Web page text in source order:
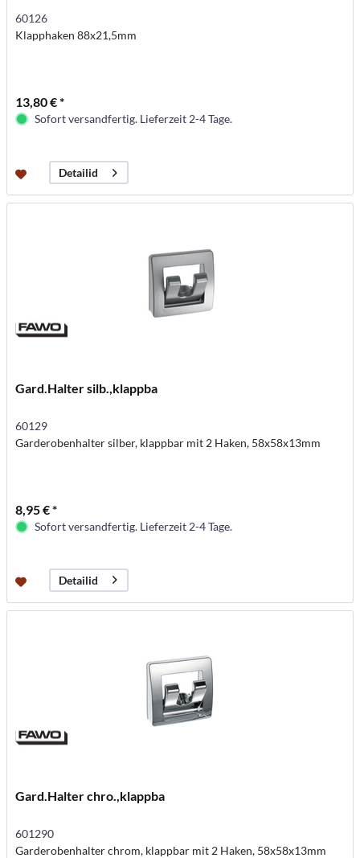
60126
Klapphaken 88x21,5mm
13,80 € *
Sofort versandfertig. Lieferzeit 2-4 Tage.
Detailid
Gard.Halter silb.,klappba
60129
Garderobenhalter silber, klappbar mit 2 Haken, 58x58x13mm
8,95 € *
Sofort versandfertig. Lieferzeit 2-4 Tage.
Detailid
Gard.Halter chro.,klappba
601290
Garderobenhalter chrom, klappbar mit 2 Haken, 58x58x13mm